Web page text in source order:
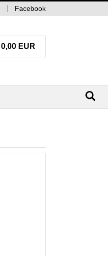
Facebook
0,00 EUR